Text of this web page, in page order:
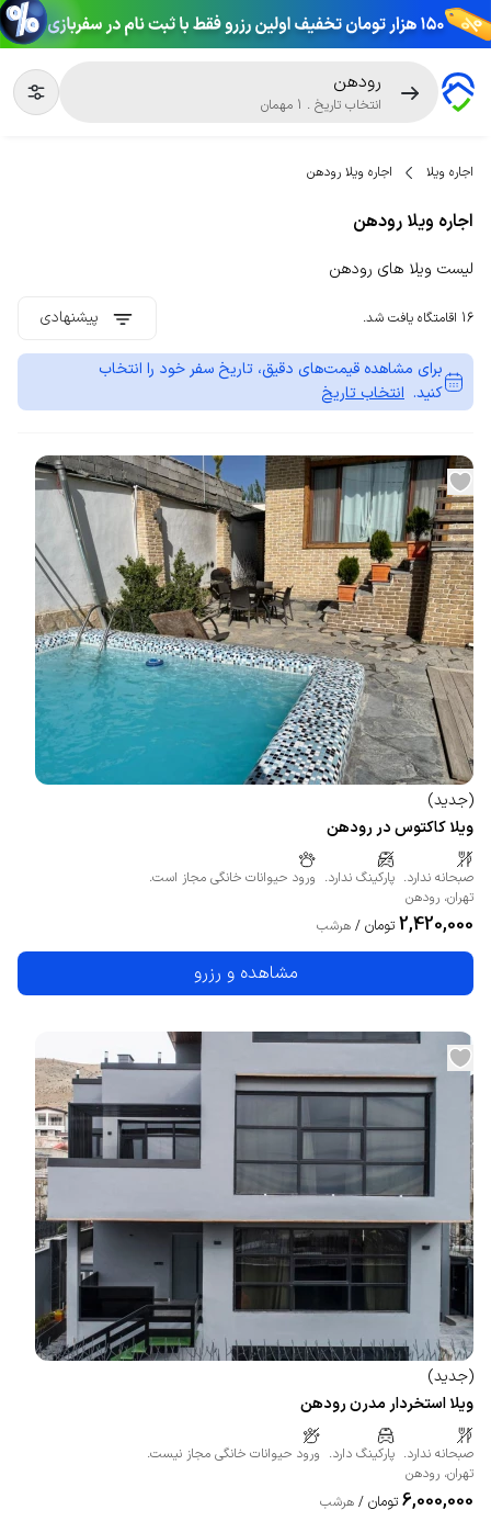
رودهن
انتخاب تاریخ .
1 مهمان
اجاره ویلا اجاره ویلا رودهن
اجاره ویلا رودهن
لیست ویلا های رودهن
16 اقامتگاه یافت شد. پیشنهادی
برای مشاهده قیمت‌های دقیق، تاریخ سفر خود را انتخاب
کنید. انتخاب تاریخ
(جدید)
ویلا کاکتوس در رودهن
صبحانه ندارد. پارکینگ ندارد. ورود حیوانات خانگی مجاز است.
تهران، رودهن
2,420,000 تومان / هرشب
مشاهده و رزرو
(جدید)
ویلا استخردار مدرن رودهن
صبحانه ندارد. پارکینگ دارد. ورود حیوانات خانگی مجاز نیست.
تهران، رودهن
6,000,000 تومان / هرشب